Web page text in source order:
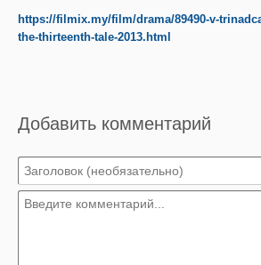
https://filmix.my/film/drama/89490-v-
the-thirteenth-tale-2013.html
Добавить комментарий